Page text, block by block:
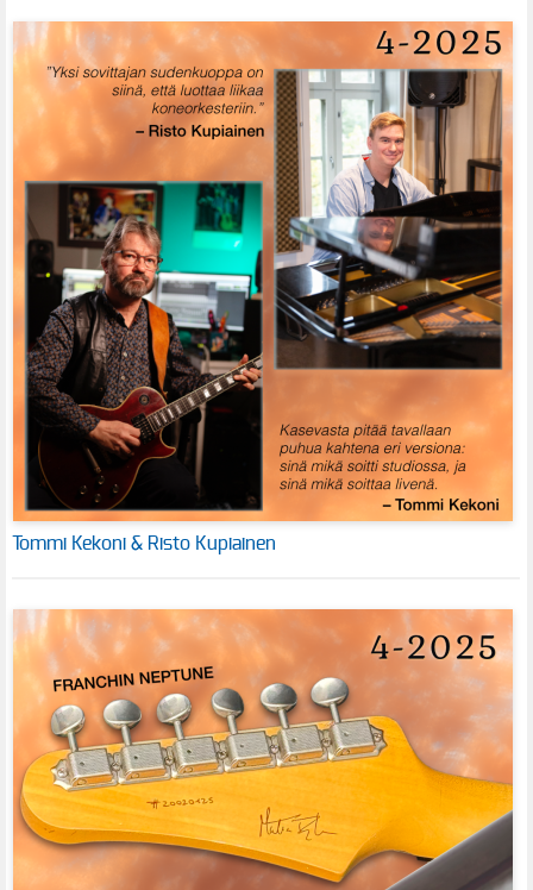
Tommi Kekoni & Risto Kupiainen